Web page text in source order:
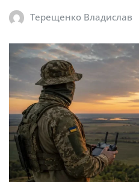
Терещенко Владислав